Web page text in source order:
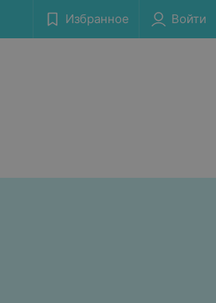
Избранное Войти